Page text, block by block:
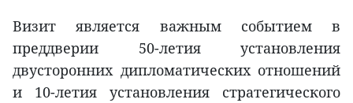
Визит является важным событием в
преддверии 50-летия установления
двусторонних дипломатических отношений
и 10-летия установления стратегического